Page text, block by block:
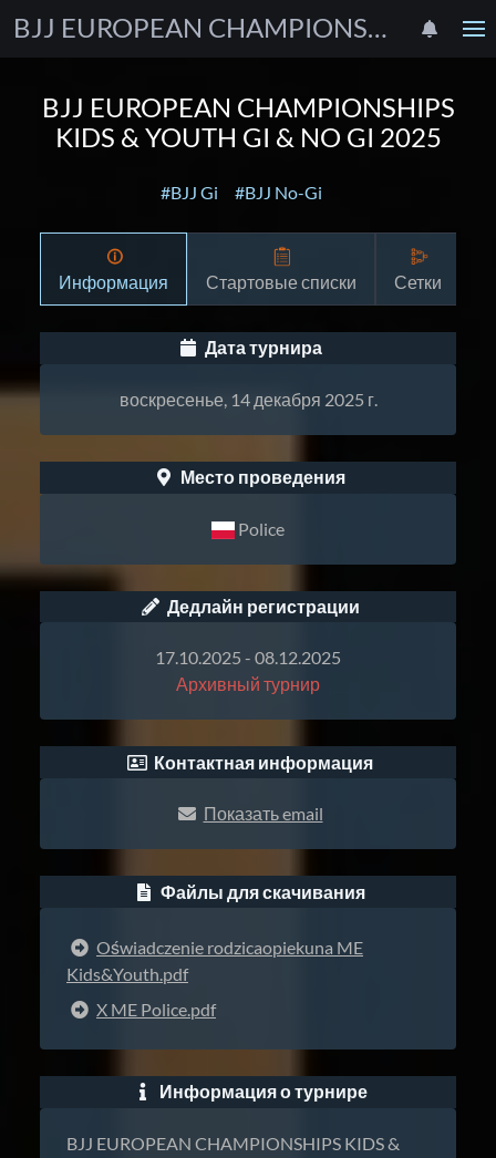
BJJ EUROPEAN CHAMPIONSHIPS KIDS & YOUTH GI & NO GI 2025
BJJ EUROPEAN CHAMPIONSHIPS
KIDS & YOUTH GI & NO GI 2025
#BJJ Gi #BJJ No-Gi
Информация Стартовые списки Сетки
Дата турнира
воскресенье, 14 декабря 2025 г.
Место проведения
Police
Дедлайн регистрации
17.10.2025 - 08.12.2025
Архивный турнир
Контактная информация
Показать email
Файлы для скачивания
Oświadczenie rodzicaopiekuna ME
Kids&Youth.pdf
X ME Police.pdf
Информация о турнире
BJJ EUROPEAN CHAMPIONSHIPS KIDS &